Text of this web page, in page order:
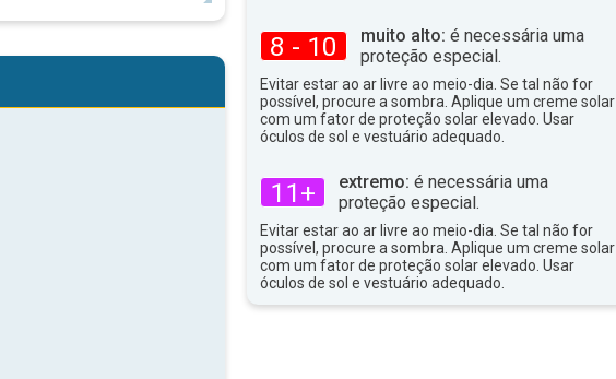
38°máx
3
2
8 - 10 muito alto: é necessária uma
proteção especial.
Evitar estar ao ar livre ao meio-dia. Se tal não for
possível, procure a sombra. Aplique um creme solar
com um fator de proteção solar elevado. Usar
óculos de sol e vestuário adequado.
11+ extremo: é necessária uma
proteção especial.
Evitar estar ao ar livre ao meio-dia. Se tal não for
possível, procure a sombra. Aplique um creme solar
com um fator de proteção solar elevado. Usar
óculos de sol e vestuário adequado.